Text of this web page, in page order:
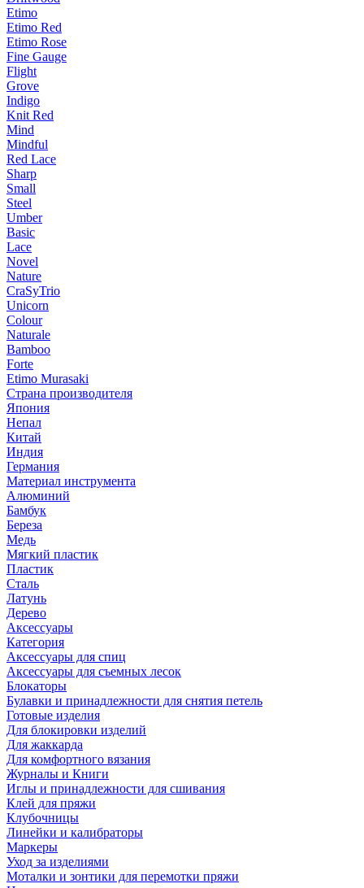
Etimo
Etimo Red
Etimo Rose
Fine Gauge
Flight
Grove
Indigo
Knit Red
Mind
Mindful
Red Lace
Sharp
Small
Steel
Umber
Basic
Lace
Novel
Nature
CraSyTrio
Unicorn
Colour
Naturale
Bamboo
Forte
Etimo Murasaki
Страна производителя
Япония
Непал
Китай
Индия
Германия
Материал инструмента
Алюминий
Бамбук
Береза
Медь
Мягкий пластик
Пластик
Сталь
Латунь
Дерево
Аксессуары
Категория
Аксессуары для спиц
Аксессуары для съемных лесок
Блокаторы
Булавки и принадлежности для снятия петель
Готовые изделия
Для блокировки изделий
Для жаккарда
Для комфортного вязания
Журналы и Книги
Иглы и принадлежности для сшивания
Клей для пряжи
Клубочницы
Линейки и калибраторы
Маркеры
Уход за изделиями
Моталки и зонтики для перемотки пряжи